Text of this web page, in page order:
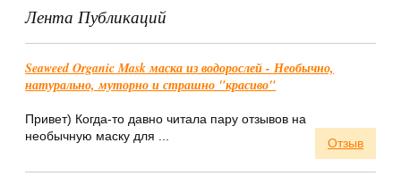
Лента Публикаций
Seaweed Organic Mask маска из водорослей - Необычно,
натурально, муторно и страшно "красиво"
Привет) Когда-то давно читала пару отзывов на
необычную маску для ...
Отзыв